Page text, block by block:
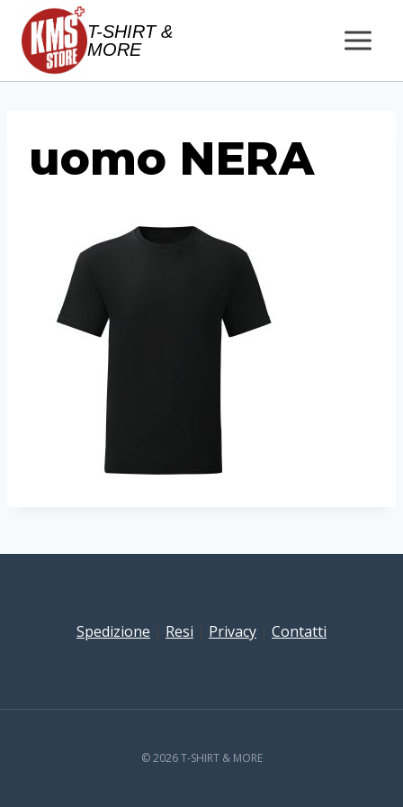
Salta
contenuto
T-SHIRT &
MORE
uomo NERA
Spedizione Resi Privacy Contatti
© 2026 T-SHIRT & MORE